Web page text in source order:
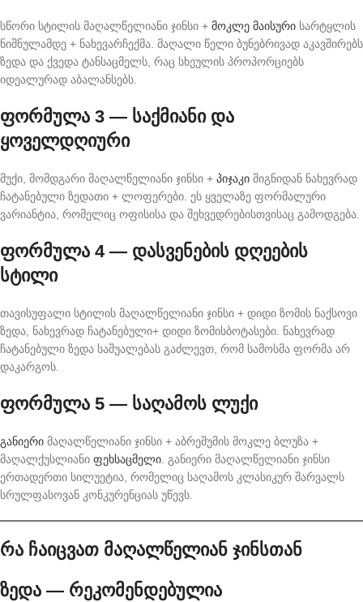
სწორი სტილის მაღალწელიანი ჯინსი + მოკლე მაისური სარტყლის
ნიშნულამდე + ნახევარჩექმა. მაღალი წელი ბუნებრივად აკავშირებს
ზედა და ქვედა ტანსაცმელს, რაც სხეულის პროპორციებს
იდეალურად აბალანსებს.
ფორმულა 3 — საქმიანი და
ყოველდღიური
მუქი, მომდგარი მაღალწელიანი ჯინსი + პიჯაკი შიგნიდან ნახევრად
ჩატანებული ზედათი + ლოფერები. ეს ყველაზე ფორმალური
ვარიანტია, რომელიც ოფისისა და შეხვედრებისთვისაც გამოდგება.
ფორმულა 4 — დასვენების დღეების
სტილი
თავისუფალი სტილის მაღალწელიანი ჯინსი + დიდი ზომის ნაქსოვი
ზედა, ნახევრად ჩატანებული+ დიდი ზომისბოტასები. ნახევრად
ჩატანებული ზედა საშუალებას გაძლევთ, რომ სამოსმა ფორმა არ
დაკარგოს.
ფორმულა 5 — საღამოს ლუქი
განიერი მაღალწელიანი ჯინსი + აბრეშუმის მოკლე ბლუზა +
მაღალქუსლიანი ფეხსაცმელი. განიერი მაღალწელიანი ჯინსი
ერთადერთი სილუეტია, რომელიც საღამოს კლასიკურ შარვალს
სრულფასოვან კონკურენციას უწევს.
რა ჩაიცვათ მაღალწელიან ჯინსთან
ზედა — რეკომენდებულია